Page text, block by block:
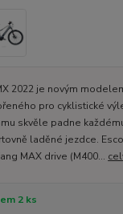
2022 je novým
pro cyklistické
skvěle padne
laděné jezdce.
MAX drive (M400...
2 ks